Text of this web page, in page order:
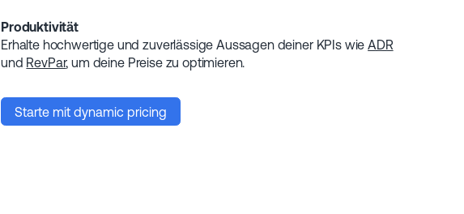
Produktivität
Erhalte hochwertige und zuverlässige Aussagen deiner KPIs wieADR
und RevPar, um deine Preise zu optimieren.
Starte mit dynamic pricing